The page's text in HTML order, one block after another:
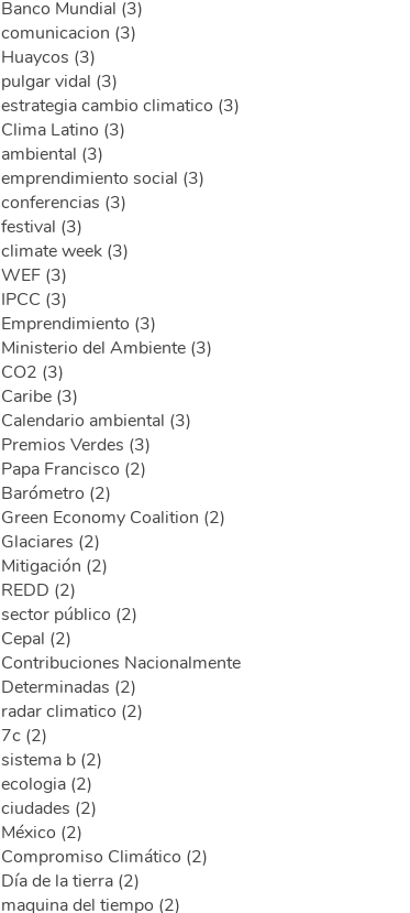
Banco Mundial (3)
comunicacion (3)
Huaycos (3)
pulgar vidal (3)
estrategia cambio climatico (3)
Clima Latino (3)
ambiental (3)
emprendimiento social (3)
conferencias (3)
festival (3)
climate week (3)
WEF (3)
IPCC (3)
Emprendimiento (3)
Ministerio del Ambiente (3)
CO2 (3)
Caribe (3)
Calendario ambiental (3)
Premios Verdes (3)
Papa Francisco (2)
Barómetro (2)
Green Economy Coalition (2)
Glaciares (2)
Mitigación (2)
REDD (2)
sector público (2)
Cepal (2)
Contribuciones Nacionalmente
Determinadas (2)
radar climatico (2)
7c (2)
sistema b (2)
ecologia (2)
ciudades (2)
México (2)
Compromiso Climático (2)
Día de la tierra (2)
maquina del tiempo (2)